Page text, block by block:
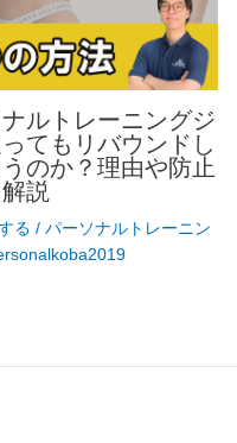
ルトレーニングジ
てもリバウンドし
のか？理由や防止
説
る / パーソナルトレーニン